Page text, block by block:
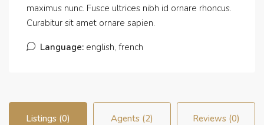
maximus nunc. Fusce ultrices nibh id ornare rhoncus.
Curabitur sit amet ornare sapien.
Language: english, french
Listings (0) Agents (2) Reviews (0)